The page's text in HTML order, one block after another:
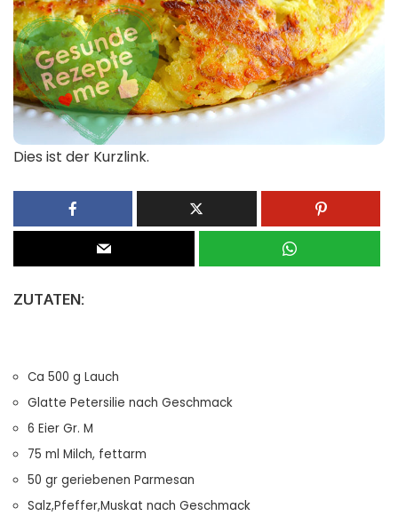
Dies ist der Kurzlink.
ZUTATEN:
Ca 500 g Lauch
Glatte Petersilie nach Geschmack
6 Eier Gr. M
75 ml Milch, fettarm
50 gr geriebenen Parmesan
Salz,Pfeffer,Muskat nach Geschmack